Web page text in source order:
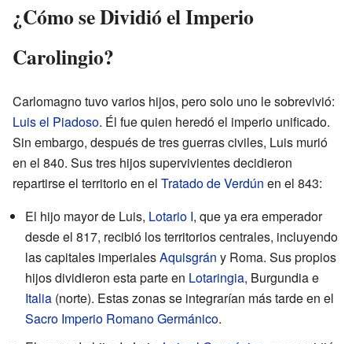
¿Cómo se Dividió el Imperio
Carolingio?
Carlomagno tuvo varios hijos, pero solo uno le sobrevivió:
Luis el Piadoso. Él fue quien heredó el imperio unificado.
Sin embargo, después de tres guerras civiles, Luis murió
en el 840. Sus tres hijos supervivientes decidieron
repartirse el territorio en el Tratado de Verdún en el 843:
El hijo mayor de Luis, Lotario I, que ya era emperador
desde el 817, recibió los territorios centrales, incluyendo
las capitales imperialesAquisgrán y Roma. Sus propios
hijos dividieron esta parte en Lotaringia, Burgundia e
Italia (norte). Estas zonas se integrarían más tarde en el
Sacro Imperio Romano Germánico.